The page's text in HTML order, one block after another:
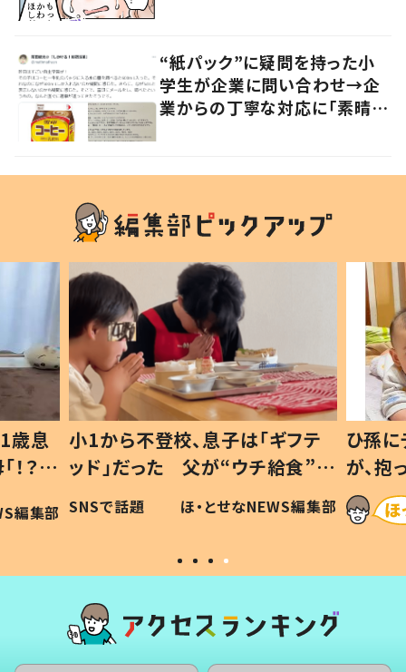
“紙パック”に疑問を持った小
学生が企業に問い合わせ→企
業からの丁寧な対応に「素晴ら
歳息
？」
編集部
小1から不登校、息子は「ギフテ
ッド」だった 父が“ウチ給食”を
作り続ける理由とは #令和の親
#令和の子
SNSで話題 ほ・とせなNEWS編集部
ひ孫
が、
「涙が
い」